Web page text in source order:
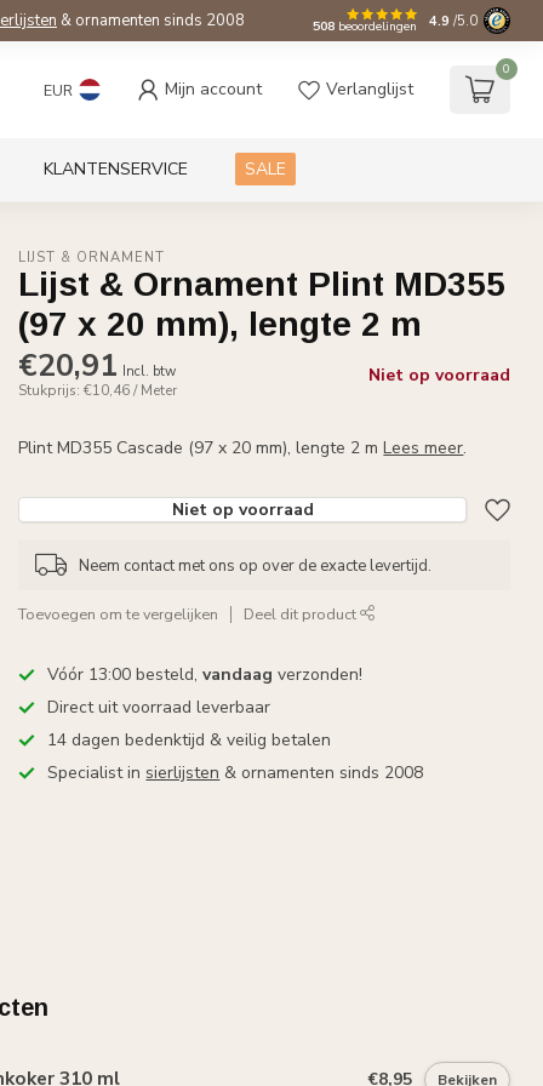
& ornamenten sinds 2008 508 beoordelingen 4.9 /5.0
EUR Mijn account Verlanglijst
0
KLANTENSERVICE SALE
LIJST & ORNAMENT
Lijst & Ornament Plint MD355
(97 x 20 mm), lengte 2 m
€20,91 Incl. btw
Stukprijs: €10,46 / Meter
Niet op voorraad
Plint MD355 Cascade (97 x 20 mm), lengte 2 mLees meer.
Niet op voorraad
Neem contact met ons op over de exacte levertijd.
Toevoegen om te vergelijken Deel dit product
Vóór 13:00 besteld,vandaag verzonden!
Direct uit voorraad leverbaar
14 dagen bedenktijd & veilig betalen
Specialist in sierlijsten & ornamenten sinds 2008
310 ml €8,95 Bekijken